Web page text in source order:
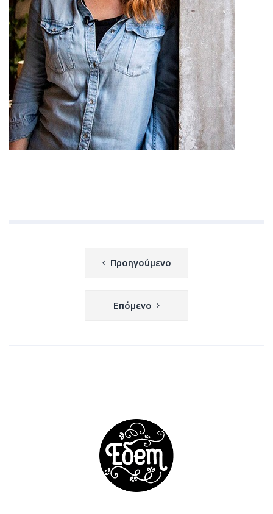
Προηγούμενο
Επόμενο